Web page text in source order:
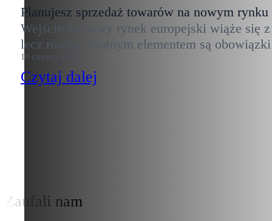
Planujesz sprzedaż towarów na nowym
Wejście na nowy rynek europejski wiąże
lecz równie istotnym elementem są
10 czerwca 2026
Czytaj dalej
Zaufali nam